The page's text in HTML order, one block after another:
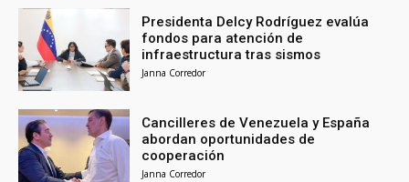
Presidenta Delcy Rodríguez evalúa
fondos para atención de
infraestructura tras sismos
Janna Corredor
Cancilleres de Venezuela y España
abordan oportunidades de
cooperación
Janna Corredor